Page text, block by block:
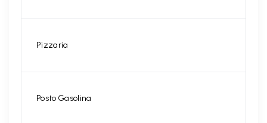
Pizzaria
Posto Gasolina